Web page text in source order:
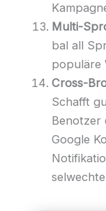
Multi-
bal all
populäre
Cross-
Schafft
Benotzer
Google